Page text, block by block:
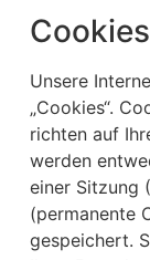
Cookies
Unsere
„Cookies“.
richten auf
werden
einer Sitzung
(permanente
gespeichert.